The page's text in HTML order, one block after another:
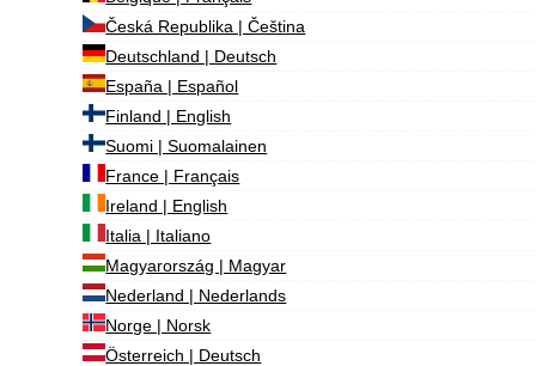
Česká Republika | Čeština
Deutschland | Deutsch
España | Español
Finland | English
Suomi | Suomalainen
France | Français
Ireland | English
Italia | Italiano
Magyarország | Magyar
Nederland | Nederlands
Norge | Norsk
Österreich | Deutsch